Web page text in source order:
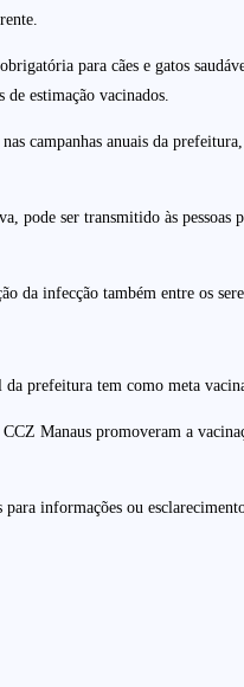
para cães e gatos
estimação vacinados.
campanhas anuais da
pode ser transmitido às pessoas
da infecção também entre os
prefeitura tem como meta
CCZ Manaus promoveram a
informações ou